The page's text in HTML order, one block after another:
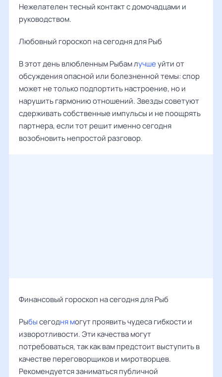
Нежелателен тесный контакт с домочадцами и
руководством.
Любовный гороскоп на сегодня для Рыб
В этот день влюбленным Рыбам лучшеуйти от
обсуждения опасной или болезненной темы: спор
может не только подпортить настроение, но и
нарушить гармонию отношений. Звезды советуют
сдерживать собственные импульсы и не поощрять
партнера, если тот решит именно сегодня
возобновить непростой разговор.
Финансовый гороскоп на сегодня для Рыб
Рыбысегодня могут проявить чудеса гибкости и
изворотливости. Эти качества могут
потребоваться, так как вам предстоит выступить в
качестве переговорщиков и миротворцев.
Рекомендуется заниматься публичной